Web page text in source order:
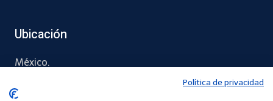
Ubicación
México.
55 6071 4371
Política de privacidad